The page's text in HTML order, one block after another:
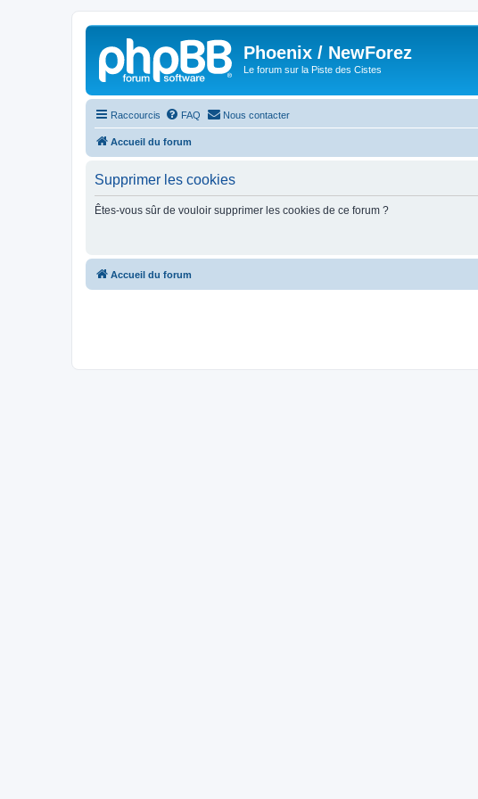
Phoenix / NewForez
Le forum sur la Piste des Cistes
Raccourcis FAQ Nous contacter
Accueil du forum
Supprimer les cookies
Êtes-vous sûr de vouloir supprimer les cookies de ce forum ?
Accueil du forum